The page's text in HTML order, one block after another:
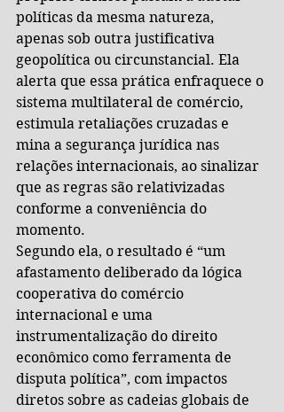
políticas da mesma natureza,
apenas sob outra justificativa
geopolítica ou circunstancial. Ela
alerta que essa prática enfraquece o
sistema multilateral de comércio,
estimula retaliações cruzadas e
mina a segurança jurídica nas
relações internacionais, ao sinalizar
que as regras são relativizadas
conforme a conveniência do
momento.
Segundo ela, o resultado é “um
afastamento deliberado da lógica
cooperativa do comércio
internacional e uma
instrumentalização do direito
econômico como ferramenta de
disputa política”, com impactos
diretos sobre as cadeias globais de